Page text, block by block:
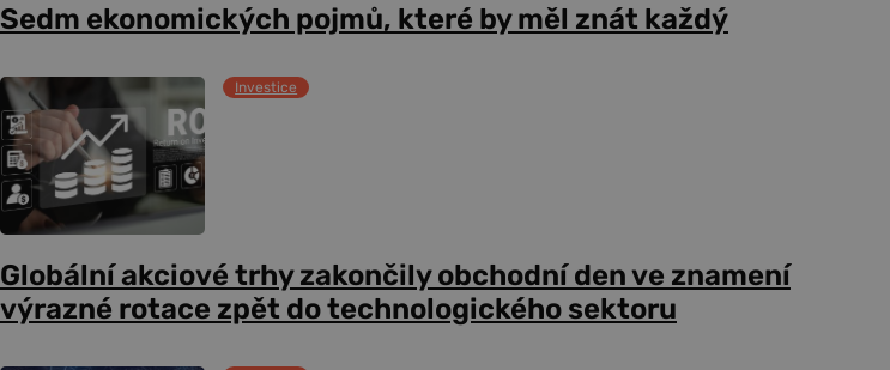
Sedm ekonomických pojmů, které by měl znát každý
Investice
Globální akciové trhy zakončily obchodní den ve znamení
výrazné rotace zpět do technologického sektoru